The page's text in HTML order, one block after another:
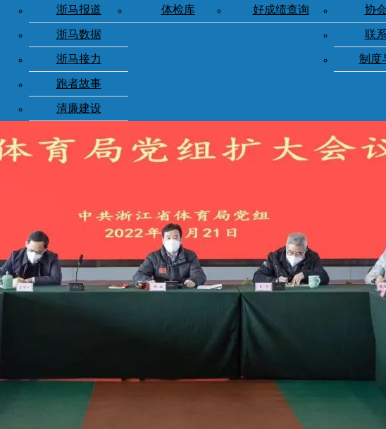
浙马报道
浙马数据
浙马接力
跑者故事
清廉建设
体检库 好成绩查询 协
联
制度